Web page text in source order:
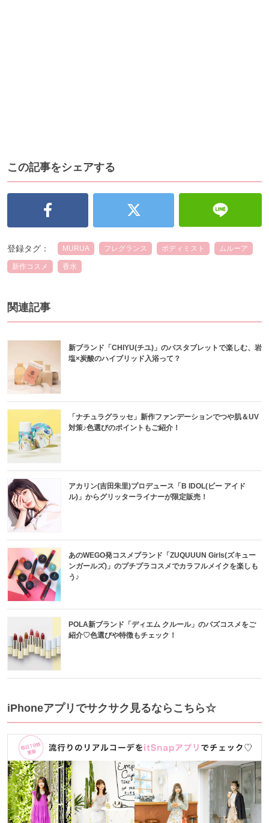
この記事をシェアする
登録タグ： MURUA フレグランス ボディミスト ムルーア
新作コスメ 香水
関連記事
新ブランド「CHIYU(チユ)」のバスタブレットで楽しむ、岩
塩×炭酸のハイブリッド入浴って？
「ナチュラグラッセ」新作ファンデーションでつや肌＆UV
対策♪色選びのポイントもご紹介！
アカリン(吉田朱里)プロデュース「B IDOL(ビー アイド
ル)」からグリッターライナーが限定販売！
あのWEGO発コスメブランド「ZUQUUUN Girls(ズキュー
ンガールズ)」のプチプラコスメでカラフルメイクを楽しも
う♪
POLA新ブランド「ディエム クルール」のバズコスメをご
紹介♡色選びや特徴もチェック！
iPhoneアプリでサクサク見るならこちら☆